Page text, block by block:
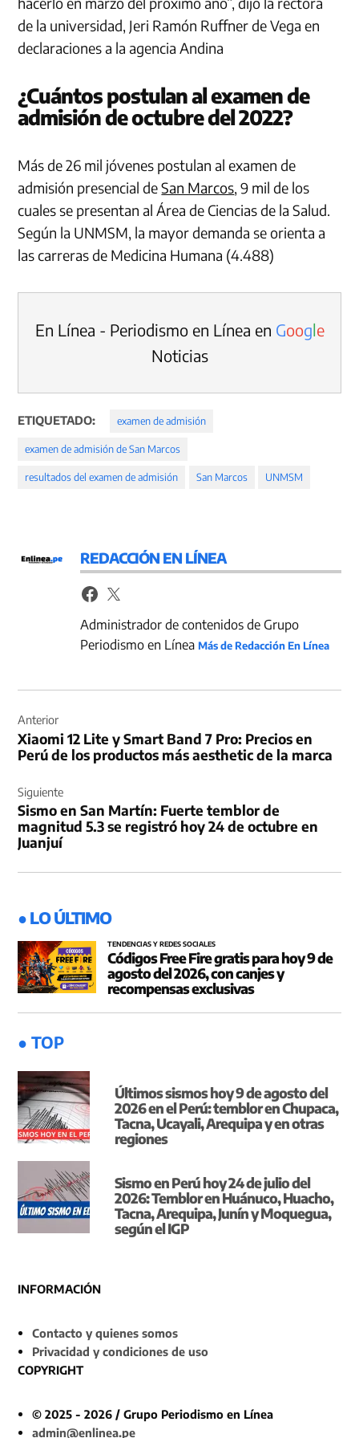
de la universidad, Jeri Ramón Ruffner de Vega en
declaraciones a la agencia Andina
¿Cuántos postulan al examen de
admisión de octubre del 2022?
Más de 26 mil jóvenes postulan al examen de
admisión presencial deSan Marcos, 9 mil de los
cuales se presentan al Área de Ciencias de la Salud.
Según la UNMSM, la mayor demanda se orienta a
las carreras de Medicina Humana (4.488)
En Línea - Periodismo en Línea en Google
Noticias
ETIQUETADO: examen de admisión
examen de admisión de San Marcos
resultados del examen de admisión San Marcos UNMSM
REDACCIÓN EN LÍNEA
Administrador de contenidos de Grupo
Periodismo en LíneaMás de Redacción En Línea
de
entradas
Anterior
Xiaomi 12 Lite y Smart Band 7 Pro: Precios en
Perú de los productos más aesthetic de la marca
Siguiente
Sismo en San Martín: Fuerte temblor de
magnitud 5.3 se registró hoy 24 de octubre en
Juanjuí
● LO ÚLTIMO
TENDENCIAS Y REDES SOCIALES
Códigos Free Fire gratis para hoy 9 de
agosto del 2026, con canjes y
recompensas exclusivas
● TOP
Últimos sismos hoy 9 de agosto del
2026 en el Perú: temblor en Chupaca,
Tacna, Ucayali, Arequipa y en otras
regiones
Sismo en Perú hoy 24 de julio del
2026: Temblor en Huánuco, Huacho,
Tacna, Arequipa, Junín y Moquegua,
según el IGP
INFORMACIÓN
Contacto y quienes somos
Privacidad y condiciones de uso
COPYRIGHT
© 2025 - 2026 / Grupo Periodismo en Línea
admin@enlinea.pe